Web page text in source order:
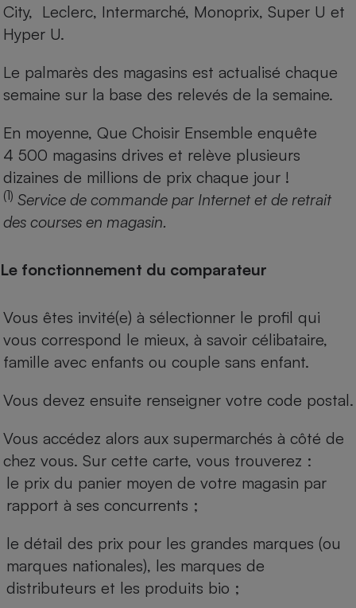
City, Leclerc, Intermarché, Monoprix, Super U et
Hyper U.
Le palmarès des magasins est actualisé chaque
semaine sur la base des relevés de la semaine.
En moyenne, Que Choisir Ensemble enquête
4 500 magasins drives et relève plusieurs
dizaines de millions de prix chaque jour !
(1) Service de commande par Internet et de retrait
des courses en magasin.
Le fonctionnement du comparateur
Vous êtes invité(e) à sélectionner le profil qui
vous correspond le mieux, à savoir célibataire,
famille avec enfants ou couple sans enfant.
Vous devez ensuite renseigner votre code postal.
Vous accédez alors aux supermarchés à côté de
chez vous. Sur cette carte, vous trouverez :
le prix du panier moyen de votre magasin par
rapport à ses concurrents ;
le détail des prix pour les grandes marques (ou
marques nationales), les marques de
distributeurs et les produits bio ;